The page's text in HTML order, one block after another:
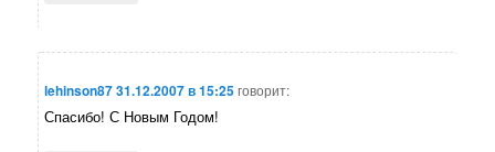
lehinson8731.12.2007 в 15:25говорит:
Спасибо! С Новым Годом!